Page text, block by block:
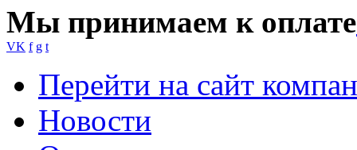
Мы принимаем к оплате
VK f g t
Перейти на сайт
Новости